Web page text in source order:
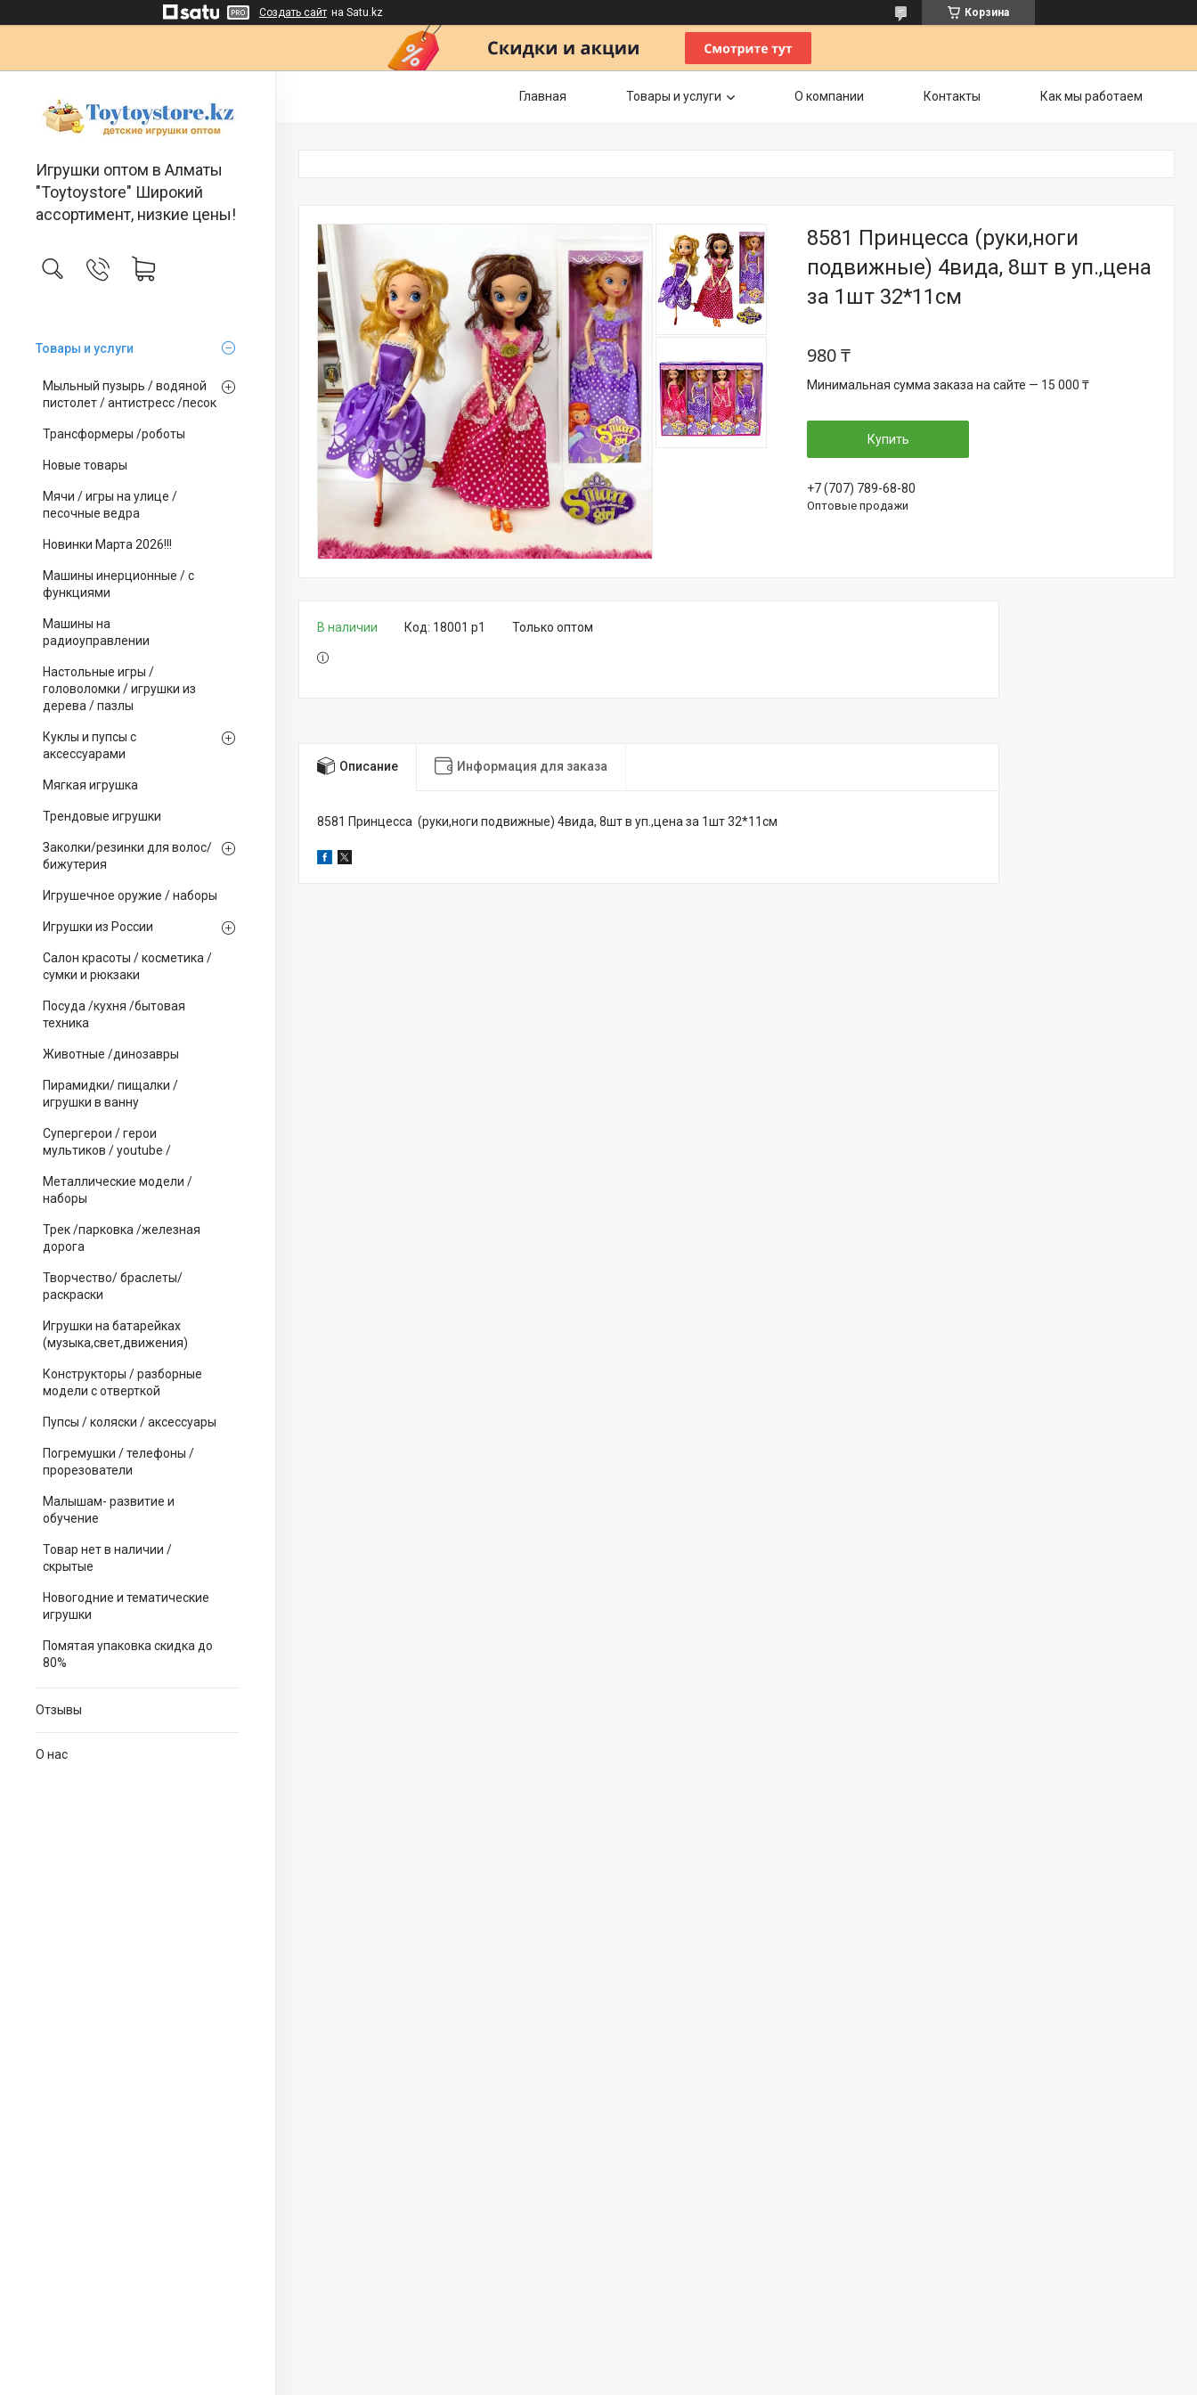
Создать сайт на Satu.kz Корзина
Игрушки оптом в Алматы
"Toytoystore" Широкий
ассортимент, низкие цены!
Товары и услуги
Мыльный пузырь / водяной
пистолет / антистресс /песок
Трансформеры /роботы
Новые товары
Мячи / игры на улице /
песочные ведра
Новинки Марта 2026!!!
Машины инерционные / с
функциями
Машины на
радиоуправлении
Настольные игры /
головоломки / игрушки из
дерева / пазлы
Куклы и пупсы с
аксессуарами
Мягкая игрушка
Трендовые игрушки
Заколки/резинки для волос/
бижутерия
Игрушечное оружие / наборы
Игрушки из России
Салон красоты / косметика /
сумки и рюкзаки
Посуда /кухня /бытовая
техника
Животные /динозавры
Пирамидки/ пищалки /
игрушки в ванну
Супергерои / герои
мультиков / youtube /
Металлические модели /
наборы
Трек /парковка /железная
дорога
Творчество/ браслеты/
раскраски
Игрушки на батарейках
(музыка,свет,движения)
Конструкторы / разборные
модели с отверткой
Пупсы / коляски / аксессуары
Погремушки / телефоны /
прорезователи
Малышам- развитие и
обучение
Товар нет в наличии /
скрытые
Новогодние и тематические
игрушки
Помятая упаковка скидка до
80%
Отзывы
О нас
Главная Товары и услуги О компании Контакты Как мы работаем
8581 Принцесса (руки,ноги
подвижные) 4вида, 8шт в уп.,цена
за 1шт 32*11см
980 ₸
Минимальная сумма заказа на сайте — 15 000 ₸
Купить
+7 (707) 789-68-80
Оптовые продажи
В наличии Только оптом
Код: 18001 р1
Описание Информация для заказа
8581 Принцесса (руки,ноги подвижные) 4вида, 8шт в уп.,цена за 1шт 32*11см